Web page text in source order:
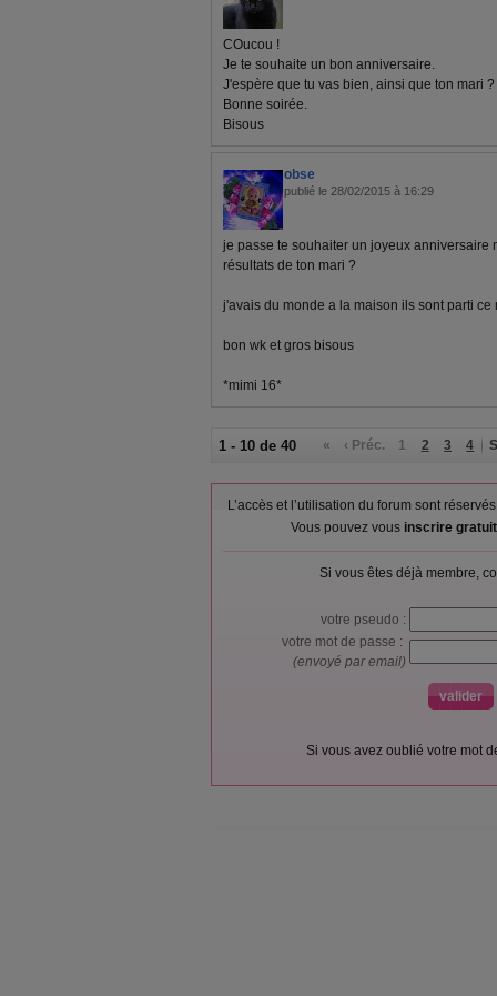
COucou !
Je te souhaite un bon anniversaire.
J'espère que tu vas bien, ainsi que ton mari ?
Bonne soirée.
Bisous
obse
publié le 28/02/2015 à 16:29
je passe te souhaiter un joyeux anniversaire
résultats de ton mari ?
j'avais du monde a la maison ils sont parti ce
bon wk et gros bisous
*mimi 16*
1 - 10 de 40 « ‹ Préc. 1 2 3 4
L’accès et l’utilisation du forum sont
Vous pouvez vous inscrire
Si vous êtes déjà membre,
votre pseudo :
votre mot de passe :
(envoyé par email)
Si vous avez oublié votre mot